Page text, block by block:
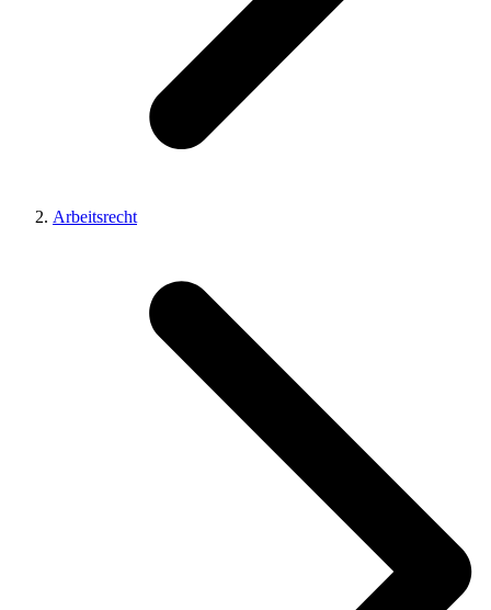
Arbeitsrecht